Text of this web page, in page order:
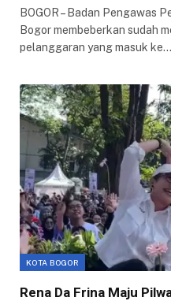
BOGOR – Badan Pengawas
Bogor membeberkan sudah
pelanggaran yang masuk ke…
KOTA BOGOR
Rena Da Frina Maju